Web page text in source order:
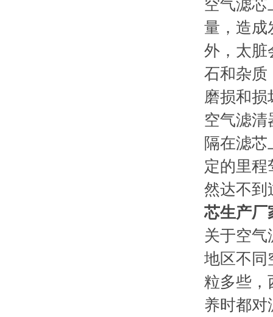
空气滤芯
量，造成
外，太脏
石和杂质
磨损和损
空气滤清
隔在滤
定的里程
然达不到
芯生产厂
关于空气
地区不同
粒多些，
养时都对